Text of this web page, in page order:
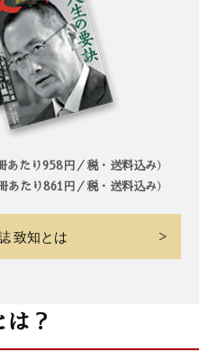
たり958円／税・送料込み）
たり861円／税・送料込み）
致知とは
？